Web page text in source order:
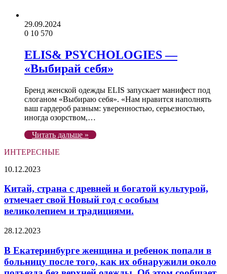
29.09.2024
0 10 570
ELIS& PSYCHOLOGIES —
«Выбирай себя»
Бренд женской одежды ELIS запускает манифест под
слоганом «Выбираю себя». «Нам нравится наполнять
ваш гардероб разным: уверенностью, серьезностью,
иногда озорством,…
Читать дальше »
ИНТЕРЕСНЫЕ
Китай,
с
и
богатой
отмечает
Новый
год
10.12.2023
Китай, страна с древней и богатой культурой,
отмечает свой Новый год с особым
великолепием и традициями.
В
женщина
и
ребенок
28.12.2023
В Екатеринбурге женщина и ребенок попали в
больницу после того, как их обнаружили около